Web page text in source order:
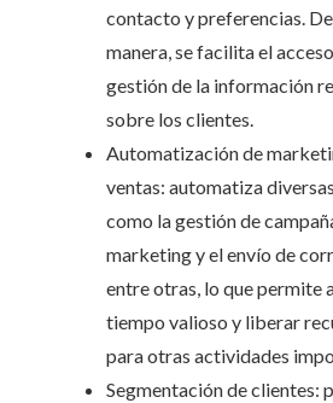
contacto y preferencias.
manera, se facilita el
gestión de la información
sobre los clientes.
Automatización de
ventas: automatiza
como la gestión de
marketing y el envío de
entre otras, lo que permite
tiempo valioso y liberar
para otras actividades
Segmentación de clientes: